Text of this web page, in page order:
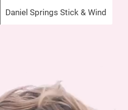
Daniel Springs Stick & Wind